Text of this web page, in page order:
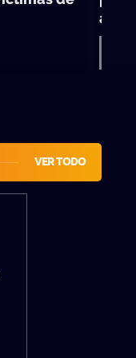
VER TODO